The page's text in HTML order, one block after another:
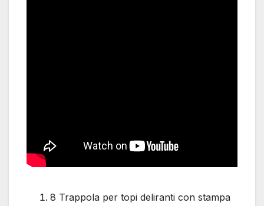
8 Trappola per topi deliranti con stampa